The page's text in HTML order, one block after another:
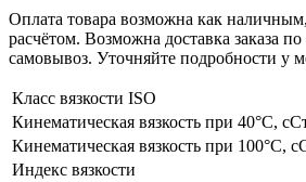
Оплата товара возможна как
расчётом. Возможна доставка заказа
самовывоз. Уточняйте подробности у
Класс вязкости ISO
Кинематическая вязкость при 40°C,
Кинематическая вязкость при 100°C,
Индекс вязкости